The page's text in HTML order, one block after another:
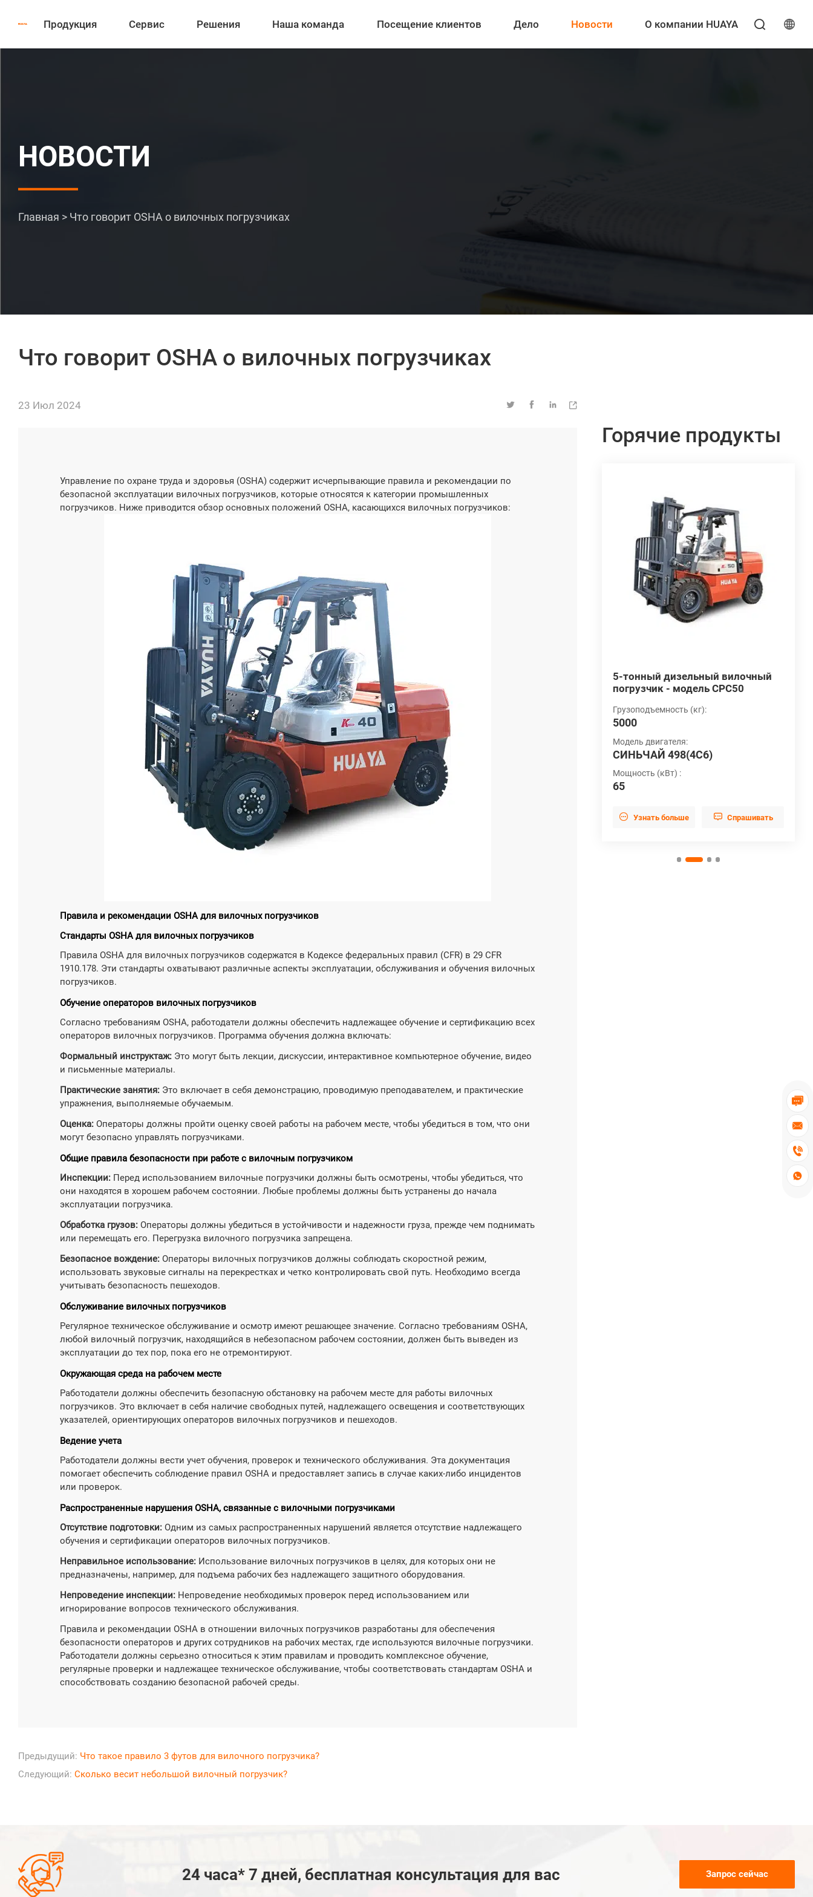
Продукция Сервис Решения Наша команда Посещение клиентов Дело Новости О компании HUAYA 




НОВОСТИ
Главная > Что говорит OSHA о вилочных погрузчиках
Что говорит OSHA о вилочных погрузчиках
23 Июл 2024    
Управление по охране труда и здоровья (OSHA) содержит исчерпывающие правила и рекомендации по
безопасной эксплуатации вилочных погрузчиков, которые относятся к категории промышленных
погрузчиков. Ниже приводится обзор основных положений OSHA, касающихся вилочных погрузчиков:
Правила и рекомендации OSHA для вилочных погрузчиков
Стандарты OSHA для вилочных погрузчиков
Правила OSHA для вилочных погрузчиков содержатся в Кодексе федеральных правил (CFR) в 29 CFR
1910.178. Эти стандарты охватывают различные аспекты эксплуатации, обслуживания и обучения вилочных
погрузчиков.
Обучение операторов вилочных погрузчиков
Согласно требованиям OSHA, работодатели должны обеспечить надлежащее обучение и сертификацию всех
операторов вилочных погрузчиков. Программа обучения должна включать:
Формальный инструктаж: Это могут быть лекции, дискуссии, интерактивное компьютерное обучение, видео
и письменные материалы.
Практические занятия: Это включает в себя демонстрацию, проводимую преподавателем, и практические
упражнения, выполняемые обучаемым.
Оценка: Операторы должны пройти оценку своей работы на рабочем месте, чтобы убедиться в том, что они
могут безопасно управлять погрузчиками.
Общие правила безопасности при работе с вилочным погрузчиком
Инспекции: Перед использованием вилочные погрузчики должны быть осмотрены, чтобы убедиться, что
они находятся в хорошем рабочем состоянии. Любые проблемы должны быть устранены до начала
эксплуатации погрузчика.
Обработка грузов: Операторы должны убедиться в устойчивости и надежности груза, прежде чем поднимать
или перемещать его. Перегрузка вилочного погрузчика запрещена.
Безопасное вождение: Операторы вилочных погрузчиков должны соблюдать скоростной режим,
использовать звуковые сигналы на перекрестках и четко контролировать свой путь. Необходимо всегда
учитывать безопасность пешеходов.
Обслуживание вилочных погрузчиков
Регулярное техническое обслуживание и осмотр имеют решающее значение. Согласно требованиям OSHA,
любой вилочный погрузчик, находящийся в небезопасном рабочем состоянии, должен быть выведен из
эксплуатации до тех пор, пока его не отремонтируют.
Окружающая среда на рабочем месте
Работодатели должны обеспечить безопасную обстановку на рабочем месте для работы вилочных
погрузчиков. Это включает в себя наличие свободных путей, надлежащего освещения и соответствующих
указателей, ориентирующих операторов вилочных погрузчиков и пешеходов.
Ведение учета
Работодатели должны вести учет обучения, проверок и технического обслуживания. Эта документация
помогает обеспечить соблюдение правил OSHA и предоставляет запись в случае каких-либо инцидентов
или проверок.
Распространенные нарушения OSHA, связанные с вилочными погрузчиками
Отсутствие подготовки: Одним из самых распространенных нарушений является отсутствие надлежащего
обучения и сертификации операторов вилочных погрузчиков.
Неправильное использование: Использование вилочных погрузчиков в целях, для которых они не
предназначены, например, для подъема рабочих без надлежащего защитного оборудования.
Непроведение инспекции: Непроведение необходимых проверок перед использованием или
игнорирование вопросов технического обслуживания.
Правила и рекомендации OSHA в отношении вилочных погрузчиков разработаны для обеспечения
безопасности операторов и других сотрудников на рабочих местах, где используются вилочные погрузчики.
Работодатели должны серьезно относиться к этим правилам и проводить комплексное обучение,
регулярные проверки и надлежащее техническое обслуживание, чтобы соответствовать стандартам OSHA и
способствовать созданию безопасной рабочей среды.
Предыдущий: Что такое правило 3 футов для вилочного погрузчика?
Следующий: Сколько весит небольшой вилочный погрузчик?
Горячие продукты
7-тонный дизельный вилочный
погрузчик - модель CPC70
Грузоподъемность (кг):
7000
Модель двигателя:
XICHAI 4DF3
Мощность (кВт) :
85
 Узнать больше  Cпрашивать
погрузчик - модель CPC40
Грузоподъемность (кг):
Модель двигателя
СИНЬЧАЙ 495(4C4)
Мощность (кВт)
42
5-тонный дизельный вилочный
погрузчик - модель CPC50
Грузоподъемность (кг):
5000
Модель двигателя:
СИНЬЧАЙ 498(4C6)
Мощность (кВт) :
65
 Узнать больше  Cпрашивать
 24 часа* 7 дней, бесплатная консультация для вас Запрос сейчас